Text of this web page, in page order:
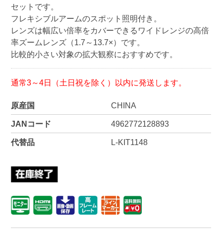
セットです。
フレキシブルアームのスポット照明付き。
レンズは幅広い倍率をカバーできるワイドレンジの高倍
率ズームレンズ（1.7～13.7×）です。
比較的小さい対象の拡大観察におすすめです。
通常3～4日（土日祝を除く）以内に発送します。
原産国 CHINA
JANコード 4962772128893
代替品 L-KIT1148